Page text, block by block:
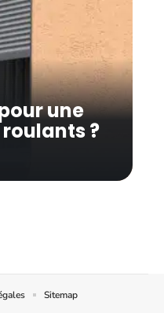
une
?
Sitemap